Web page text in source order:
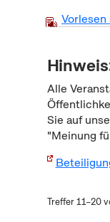
Vorlesen
Alle
Sie auf
"Meinung
Treffer 11–20